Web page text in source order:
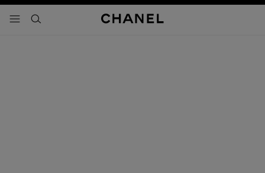
- navegación principal
buscar